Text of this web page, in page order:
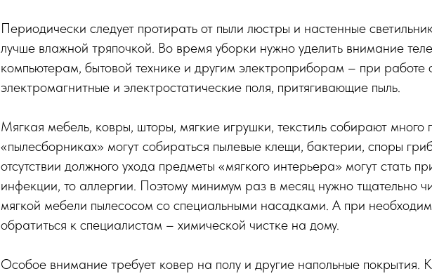
Периодически следует протирать от пыли люстры и настенные
лучше влажной тряпочкой. Во время уборки нужно уделить внимание
компьютерам, бытовой технике и другим электроприборам – при работе
электромагнитные и электростатические поля, притягивающие пыль.
Мягкая мебель, ковры, шторы, мягкие игрушки, текстиль собирают много
«пылесборниках» могут собираться пылевые клещи, бактерии, споры
отсутствии должного ухода предметы «мягкого интерьера» могут стать
инфекции, то аллергии. Поэтому минимум раз в месяц нужно тщательно
мягкой мебели пылесосом со специальными насадками. А при
обратиться к специалистам – химической чистке на дому.
Особое внимание требует ковер на полу и другие напольные покрытия.